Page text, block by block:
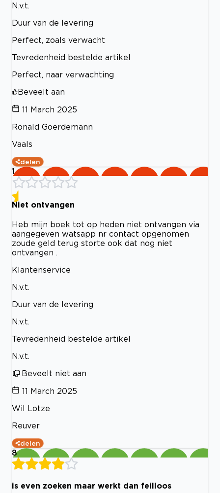
N.v.t.
Duur van de levering
Perfect, zoals verwacht
Tevredenheid bestelde artikel
Perfect, naar verwachting
Beveelt aan
11 March 2025
Ronald Goerdemann
Vaals
delen
1
Niet ontvangen
Heb mijn boek tot op heden niet ontvangen via
aangegeven watsapp nr contact opgenomen
zoude geld terug storte ook dat nog niet
ontvangen .
Klantenservice
N.v.t.
Duur van de levering
N.v.t.
Tevredenheid bestelde artikel
N.v.t.
Beveelt niet aan
11 March 2025
Wil Lotze
Reuver
delen
8
is even zoeken maar werkt dan feilloos